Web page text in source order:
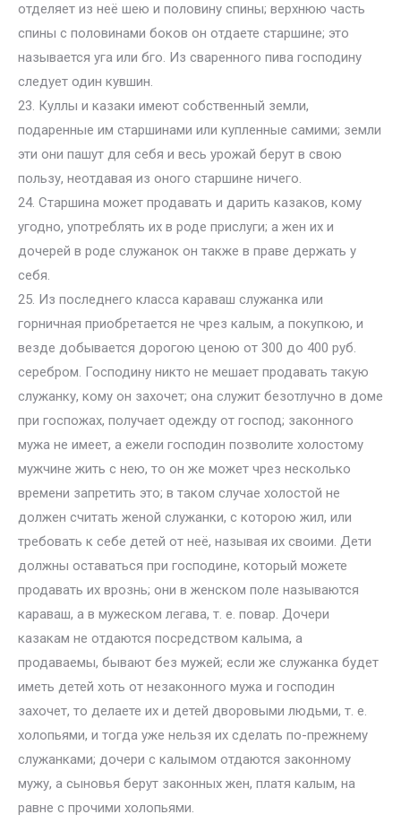
отделяет из неё шею и половину спины; верхнюю часть
спины с половинами боков он отдаете старшине; это
называется уга или бго. Из сваренного пива господину
следует один кувшин.
23. Куллы и казаки имеют собственный земли,
подаренные им старшинами или купленные самими; земли
эти они пашут для себя и весь урожай берут в свою
пользу, неотдавая из оного старшине ничего.
24. Старшина может продавать и дарить казаков, кому
угодно, употреблять их в роде прислуги; а жен их и
дочерей в роде служанок он также в праве держать у
себя.
25. Из последнего класса караваш служанка или
горничная приобретается не чрез калым, а покупкою, и
везде добывается дорогою ценою от 300 до 400 руб.
серебром. Господину никто не мешает продавать такую
служанку, кому он захочет; она служит безотлучно в доме
при госпожах, получает одежду от господ; законного
мужа не имеет, а ежели господин позволите холостому
мужчине жить с нею, то он же может чрез несколько
времени запретить это; в таком случае холостой не
должен считать женой служанки, с которою жил, или
требовать к себе детей от неё, называя их своими. Дети
должны оставаться при господине, который можете
продавать их врознь; они в женском поле называются
караваш, а в мужеском легава, т. е. повар. Дочери
казакам не отдаются посредством калыма, а
продаваемы, бывают без мужей; если же служанка будет
иметь детей хоть от незаконного мужа и господин
захочет, то делаете их и детей дворовыми людьми, т. е.
холопьями, и тогда уже нельзя их сделать по-прежнему
служанками; дочери с калымом отдаются законному
мужу, а сыновья берут законных жен, платя калым, на
равне с прочими холопьями.